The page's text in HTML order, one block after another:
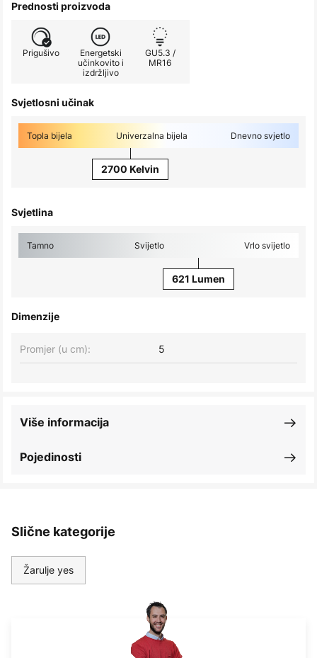
Prednosti proizvoda
Prigušivo
Energetski
učinkovito i
izdržljivo
GU5.3 /
MR16
Svjetlosni učinak
Topla bijela Univerzalna bijela Dnevno svjetlo
2700 Kelvin
Svjetlina
Tamno Svijetlo Vrlo svijetlo
621 Lumen
Dimenzije
Promjer (u cm): 5
Pojedinosti
Više informacija
Slične kategorije
Žarulje yes